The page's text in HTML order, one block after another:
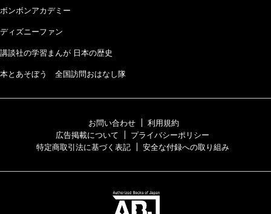
ボンボンアカデミー
ディズニーファン
講談社の学習まんが 日本の歴史
本とあそぼう 全国訪問おはなし隊
お問い合わせ
利用規約
広告掲載について
プライバシーポリシー
特定商取引法に基づく表記
安全な付録への取り組み